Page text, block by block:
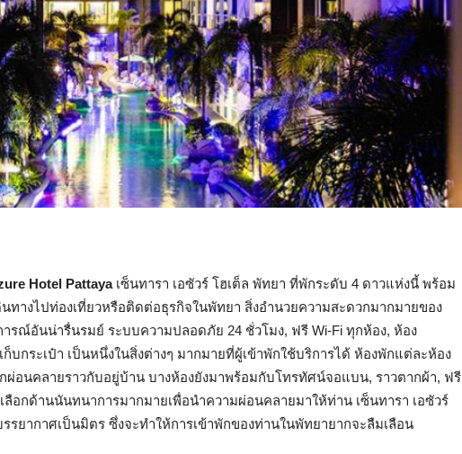
Hotel Pattayaเซ็นทารา เอซัวร์ โฮเต็ล พัทยา ที่พักระดับ 4 ดาวแห่งนี้ พร้อม
ทางไปท่องเที่ยวหรือติดต่อธุรกิจในพัทยา สิ่งอำนวยความสะดวกมากมายของ
รณ์อันน่ารื่นรมย์ ระบบความปลอดภัย 24 ชั่วโมง, ฟรี Wi-Fi ทุกห้อง, ห้อง
บกระเป๋า เป็นหนึ่งในสิ่งต่างๆ มากมายที่ผู้เข้าพักใช้บริการได้ ห้องพักแต่ละห้อง
อนคลายราวกับอยู่บ้าน บางห้องยังมาพร้อมกับโทรทัศน์จอแบน, ราวตากผ้า, ฟรี
อกด้านนันทนาการมากมายเพื่อนำความผ่อนคลายมาให้ท่าน เซ็นทารา เอซัวร์
ยากาศเป็นมิตร ซึ่งจะทำให้การเข้าพักของท่านในพัทยายากจะลืมเลือน